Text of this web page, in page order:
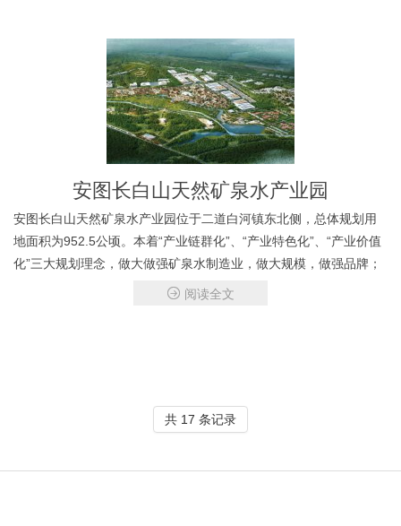
安图长白山天然矿泉水产业园
安图长白山天然矿泉水产业园位于二道白河镇东北侧，总体规划用
地面积为952.5公顷。本着“产业链群化”、“产业特色化”、“产业价值
化”三大规划理念，做大做强矿泉水制造业，做大规模，做强品牌；
做特做专矿泉文化旅游业，做出特色，做出品位；做精做新矿泉生
阅读全文
共 17 条记录